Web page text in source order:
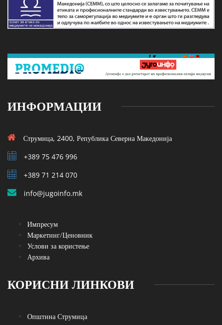
ИНФОРМАЦИИ
Струмица, 2400, Република Северна Македонија
+389 75 476 996
+389 71 214 070
info@jugoinfo.mk
Импресум
Маркетинг/Ценовник
Услови за користење
Архива
КОРИСНИ ЛИНКОВИ
Општина Струмица